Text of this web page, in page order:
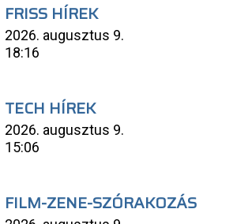
FRISS HÍREK
2026. augusztus 9.
18:16
TECH HÍREK
2026. augusztus 9.
15:06
FILM-ZENE-SZÓRAKOZÁS